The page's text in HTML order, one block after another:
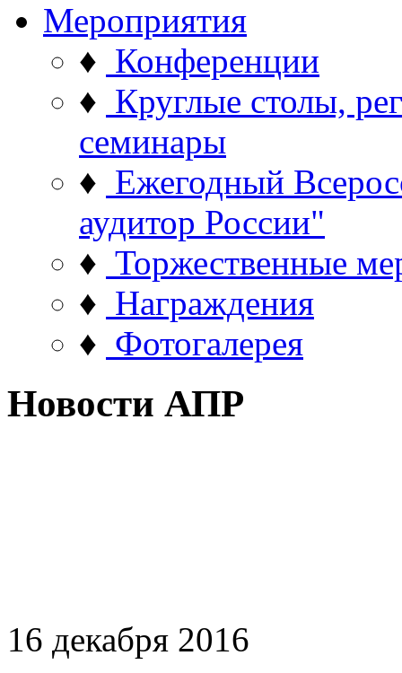
Мероприятия
♦ Конференции
♦ Круглые столы,
семинары
♦ Ежегодный
аудитор России"
♦ Торжественные
♦ Награждения
♦ Фотогалерея
Новости АПР
16 декабря 2016